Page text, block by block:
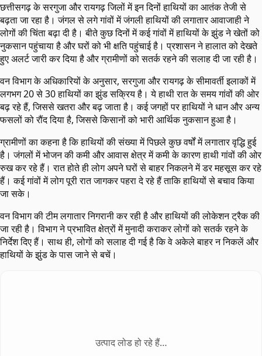
छत्तीसगढ़ के सरगुजा और रायगढ़ जिलों में इन दिनों हाथियों का आतंक तेजी से
बढ़ता जा रहा है। जंगल से लगे गांवों में जंगली हाथियों की लगातार आवाजाही ने
लोगों की चिंता बढ़ा दी है। बीते कुछ दिनों में कई गांवों में हाथियों के झुंड ने खेतों को
नुकसान पहुंचाया है और घरों को भी क्षति पहुंचाई है। प्रशासन ने हालात को देखते
हुए अलर्ट जारी कर दिया है और ग्रामीणों को सतर्क रहने की सलाह दी जा रही है।
वन विभाग के अधिकारियों के अनुसार, सरगुजा और रायगढ़ के सीमावर्ती इलाकों में
लगभग 20 से 30 हाथियों का झुंड सक्रिय है। ये हाथी रात के समय गांवों की ओर
बढ़ रहे हैं, जिससे खतरा और बढ़ जाता है। कई जगहों पर हाथियों ने धान और अन्य
फसलों को रौंद दिया है, जिससे किसानों को भारी आर्थिक नुकसान हुआ है।
ग्रामीणों का कहना है कि हाथियों की संख्या में पिछले कुछ वर्षों में लगातार वृद्धि हुई
है। जंगलों में भोजन की कमी और आवास क्षेत्र में कमी के कारण हाथी गांवों की ओर
रुख कर रहे हैं। रात होते ही लोग अपने घरों से बाहर निकलने में डर महसूस कर रहे
हैं। कई गांवों में लोग पूरी रात जागकर पहरा दे रहे हैं ताकि हाथियों से बचाव किया
जा सके।
वन विभाग की टीम लगातार निगरानी कर रही है और हाथियों की लोकेशन ट्रैक की
जा रही है। विभाग ने प्रभावित क्षेत्रों में मुनादी कराकर लोगों को सतर्क रहने के
निर्देश दिए हैं। साथ ही, लोगों को सलाह दी गई है कि वे अकेले बाहर न निकलें और
हाथियों के झुंड के पास जाने से बचें।
उत्पाद लोड हो रहे हैं…